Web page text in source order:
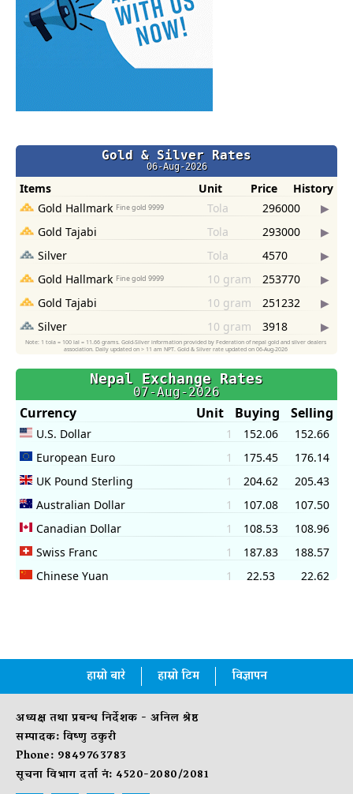
हाम्रो बारे हाम्रो टिम विज्ञापन
अध्यक्ष तथा प्रबन्ध निर्देशक - अनिल श्रेष्ठ
सम्पादक: विष्णु ठकुरी
Phone: 9849763783
सूचना विभाग दर्ता नं: 4520-2080/2081